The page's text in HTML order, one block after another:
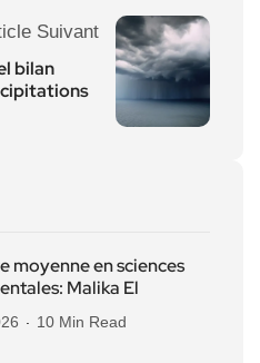
Suivant
bilan
moyenne en sciences
Malika El
10 Min Read